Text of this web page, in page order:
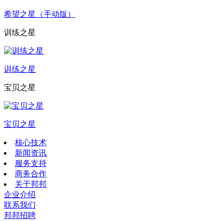
希望之星（手动版）
训练之星
训练之星
宝贝之星
宝贝之星
核心技术
新闻资讯
服务支持
商务合作
关于邦邦
企业介绍
联系我们
邦邦招聘